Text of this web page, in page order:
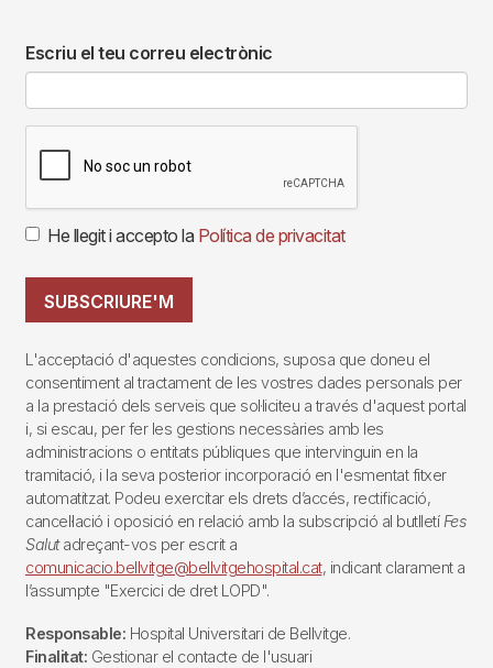
Escriu el teu correu electrònic
He llegit i accepto la Política de privacitat
SUBSCRIURE'M
L'acceptació d'aquestes condicions, suposa que doneu el
consentiment al tractament de les vostres dades personals per
a la prestació dels serveis que sol·liciteu a través d'aquest portal
i, si escau, per fer les gestions necessàries amb les
administracions o entitats públiques que intervinguin en la
tramitació, i la seva posterior incorporació en l'esmentat fitxer
automatitzat. Podeu exercitar els drets d’accés, rectificació,
cancel·lació i oposició en relació amb la subscripció al butlletí Fes
Salutadreçant-vos per escrit a
comunicacio.bellvitge@bellvitgehospital.cat, indicant clarament a
l’assumpte "Exercici de dret LOPD".
Responsable: Hospital Universitari de Bellvitge.
Finalitat: Gestionar el contacte de l'usuari